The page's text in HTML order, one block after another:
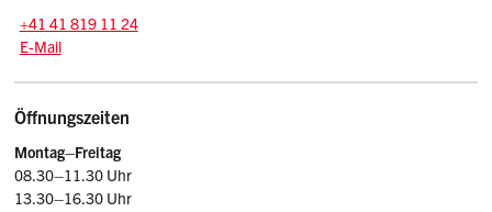
Tel.:
+41 41 819 11 24
E-Mail: srsz
E-Mail
Öffnungszeiten
Montag–Freitag
08.30–11.30 Uhr
13.30–16.30 Uhr